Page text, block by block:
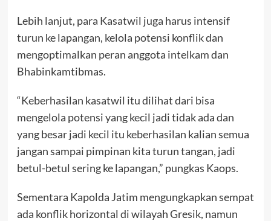
Lebih lanjut, para Kasatwil juga harus intensif
turun ke lapangan, kelola potensi konflik dan
mengoptimalkan peran anggota intelkam dan
Bhabinkamtibmas.
“Keberhasilan kasatwil itu dilihat dari bisa
mengelola potensi yang kecil jadi tidak ada dan
yang besar jadi kecil itu keberhasilan kalian semua
jangan sampai pimpinan kita turun tangan, jadi
betul-betul sering ke lapangan,” pungkas Kaops.
Sementara Kapolda Jatim mengungkapkan sempat
ada konflik horizontal di wilayah Gresik, namun